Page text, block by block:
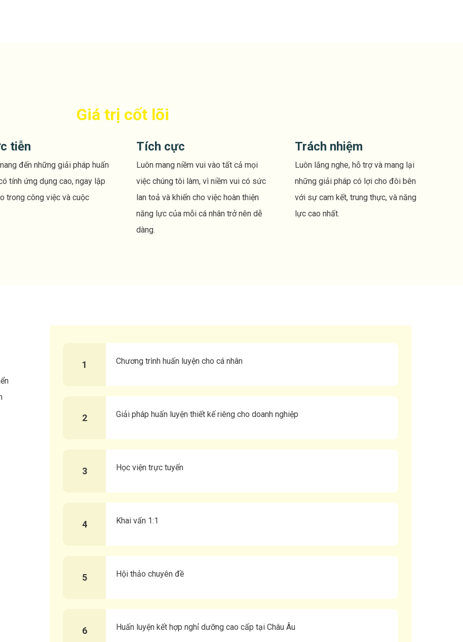
Giá trị cốt lõi
tiễn
đến những giải pháp huấn
tính ứng dụng cao, ngay lập
trong công việc và cuộc
Tích cực
Luôn mang niềm vui vào tất cả mọi
việc chúng tôi làm, vì niềm vui có sức
lan toả và khiến cho việc hoàn thiện
năng lực của mỗi cá nhân trở nên dễ
dàng.
Trách nhiệm
Luôn lắng nghe, hỗ trợ và mang lại
những giải pháp có lợi cho đôi bên
với sự cam kết, trung thực, và năng
lực cao nhất.
1 Chương trình huấn luyện cho cá nhân
2 Giải pháp huấn luyện thiết kế riêng cho doanh nghiệp
3 Học viện trực tuyến
4 Khai vấn 1:1
5 Hội thảo chuyên đề
6 Huấn luyện kết hợp nghỉ dưỡng cao cấp tại Châu Âu